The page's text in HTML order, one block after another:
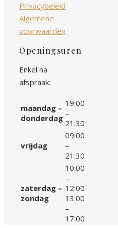
Privacybeleid
Algemene
voorwaarden
Openingsuren
Enkel na
afspraak:
maandag –
donderdag
19:00
–
21:30
vrijdag
09:00
–
21:30
zaterdag –
zondag
10:00
–
12:00
13:00
–
17:00